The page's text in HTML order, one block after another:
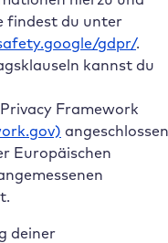
findest du unter
gdpr/.
kannst du
Framework
Europäischen
deiner